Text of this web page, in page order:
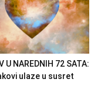
U NAREDNIH 72 SATA:
ulaze u susret